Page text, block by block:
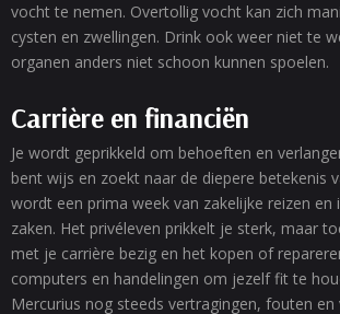
vocht te nemen. Overtollig vocht kan zich
cysten en zwellingen. Drink ook weer niet te
organen anders niet schoon kunnen spoelen.
Carrière en financiën
Je wordt geprikkeld om behoeften en
bent wijs en zoekt naar de diepere betekenis
wordt een prima week van zakelijke reizen en
zaken. Het privéleven prikkelt je sterk, maar
met je carrière bezig en het kopen of
computers en handelingen om jezelf fit te
Mercurius nog steeds vertragingen, fouten en